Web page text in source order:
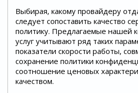
Выбирая, какому провайдеру
следует сопоставить качество
политику. Предлагаемые нашей
услуг учитывают ряд таких
показатели скорости работы,
сохранение политики
соотношение ценовых
качеством.